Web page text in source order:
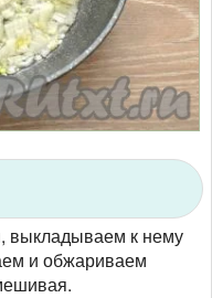
выкладываем к нему
и обжариваем